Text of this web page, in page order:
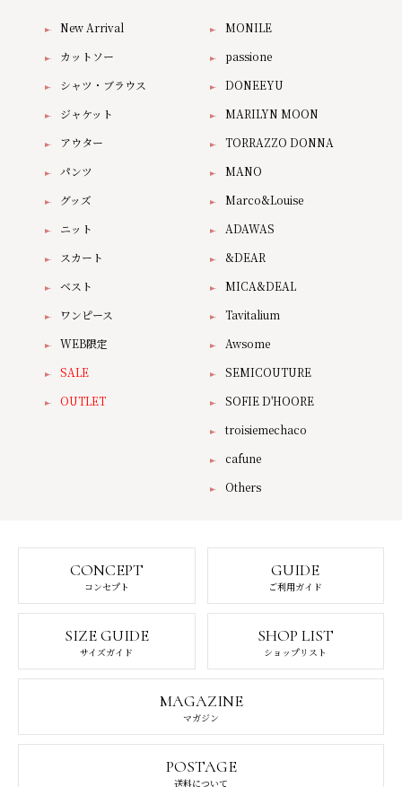
New Arrival
カットソー
シャツ・ブラウス
ジャケット
アウター
パンツ
グッズ
ニット
スカート
ベスト
ワンピース
WEB限定
SALE
OUTLET
MONILE
passione
DONEEYU
MARILYN MOON
TORRAZZO DONNA
MANO
Marco&Louise
ADAWAS
&DEAR
MICA&DEAL
Tavitalium
Awsome
SEMICOUTURE
SOFIE D'HOORE
troisiemechaco
cafune
Others
CONCEPT
コンセプト
GUIDE
ご利用ガイド
SIZE GUIDE
サイズガイド
SHOP LIST
ショップリスト
MAGAZINE
マガジン
POSTAGE
送料について